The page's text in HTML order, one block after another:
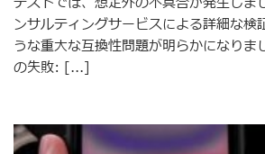
ンサルティングサービスによる詳細な検
うな重大な互換性問題が明らかになりま
の失敗: [...]